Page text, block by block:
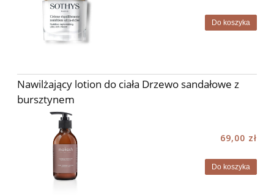
Do koszyka
Nawilżający lotion do ciała Drzewo sandałowe z
bursztynem
69,00 zł
Do koszyka